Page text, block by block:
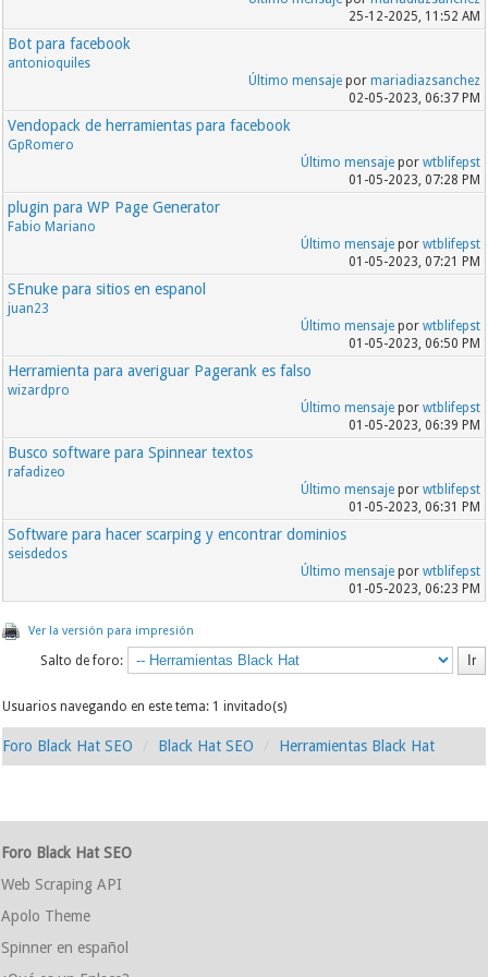
25-12-2025, 11:52 AM
Bot para facebook
antonioquiles
Último mensajepor mariadiazsanchez
02-05-2023, 06:37 PM
Vendopack de herramientas para facebook
GpRomero
Último mensajepor wtblifepst
01-05-2023, 07:28 PM
plugin para WP Page Generator
Fabio Mariano
Último mensajepor wtblifepst
01-05-2023, 07:21 PM
SEnuke para sitios en espanol
juan23
Último mensajepor wtblifepst
01-05-2023, 06:50 PM
Herramienta para averiguar Pagerank es falso
wizardpro
Último mensajepor wtblifepst
01-05-2023, 06:39 PM
Busco software para Spinnear textos
rafadizeo
Último mensajepor wtblifepst
01-05-2023, 06:31 PM
Software para hacer scarping y encontrar dominios
seisdedos
Último mensajepor wtblifepst
01-05-2023, 06:23 PM
Ver la versión para impresión
Salto de foro:
Usuarios navegando en este tema: 1 invitado(s)
Foro Black Hat SEO Black Hat SEO Herramientas Black Hat
Foro Black Hat SEO
Web Scraping API
Apolo Theme
Spinner en español